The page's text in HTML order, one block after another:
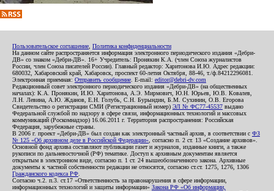
Пользовательское соглашение Политика конфиденциальности
На данном сайте распространяется информация электронного периодического издания «Дебри-
ДВ» со знаком «Дебри-ДВ». 16+ Учредитель: Пронякин К.А. (член Союза журналистов
России, член Союза писателей России). Главный редактор: Харитонова И.Ю. Адрес редакции:
680032, Хабаровский край, Хабаровск, проспект 60-летия Октября, 88-46, т./ф.84212296081.
Электронная приемная: Отправить сообщение . E-mail: editor@debri-dv.com
Редакционный совет электронного периодического издания «Дебри-ДВ» (на общественных
началах): К.А. Пронякин, И.Ю. Харитонова, А.Э. Мирмович, Ю.Н. Юрьев, Ю.В. Ковалев,
Л.Н. Левина, А.Ю. Жданов, Е.Н. Голубь, С.Н. Бурындин, Б.М. Сухинин, О.В. Егорова
Свидетельство о регистрации СМИ (Регистрационный номер) ЭЛ № ФС77-45537 выдано
Федеральной службой по надзору в сфере связи, информационных технологий и массовых
коммуникаций (Роскомнадзор) 16.06.2011 г. Территория распространения: Российская
Федерация, зарубежные страны.
В 2006 г. проект «Дебри-ДВ» был создан как электронный частный архив, в соответствии с ФЗ
№ 125 «Об архивном деле в Российской Федерации» , согласно п. 2 ст. 13 «Создание архивов».
Основной фонд архива составляют публикации газет и журналов, изданные книги, а также
рукописи по дальневосточной (РФ) тематике. Доступ к архивным документам является
открытым в электронном виде, согласно п. 1 ст. 24 вышеобозначенного закона. Архивные
документы к частной собственности редакции не относятся, согласно ст.ст. 1275, 1276, 1306
Гражданского кодекса РФ
Согласно ч.2. п.3. ст.17 «Ответственность за правонарушения в сфере информации,
информационных технологий и защиты информации» Закона РФ «Об информации,